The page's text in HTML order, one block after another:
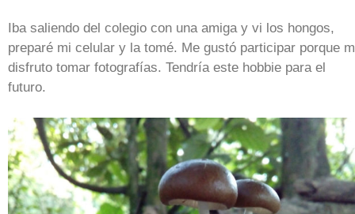
Iba saliendo del colegio con una amiga y vi los hongos,
preparé mi celular y la tomé. Me gustó participar porque
disfruto tomar fotografías. Tendría este hobbie para el
futuro.